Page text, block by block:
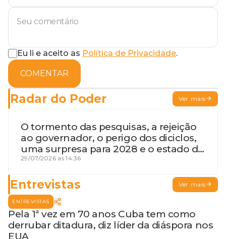
Eu li e aceito as Política de Privacidade.
COMENTAR
Radar do Poder Ver mais
O tormento das pesquisas, a rejeição
ao governador, o perigo dos diciclos,
uma surpresa para 2028 e o estado de
terceira guerra mundial
29/07/2026 às 14:36
Entrevistas Ver mais
ENTREVISTAS
Pela 1ª vez em 70 anos Cuba tem como
derrubar ditadura, diz líder da diáspora nos
EUA